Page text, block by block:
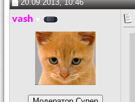
20.09.2013, 10:46
vash